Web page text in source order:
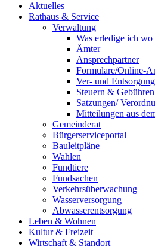
Aktuelles
Rathaus & Service
Verwaltung
Was erledige ich wo
Ämter
Ansprechpartner
Formulare/Online-
Ver- und
Steuern & Gebühren
Satzungen/
Mitteilungen aus
Gemeinderat
Bürgerserviceportal
Bauleitpläne
Wahlen
Fundtiere
Fundsachen
Verkehrsüberwachung
Wasserversorgung
Abwasserentsorgung
Leben & Wohnen
Kultur & Freizeit
Wirtschaft & Standort